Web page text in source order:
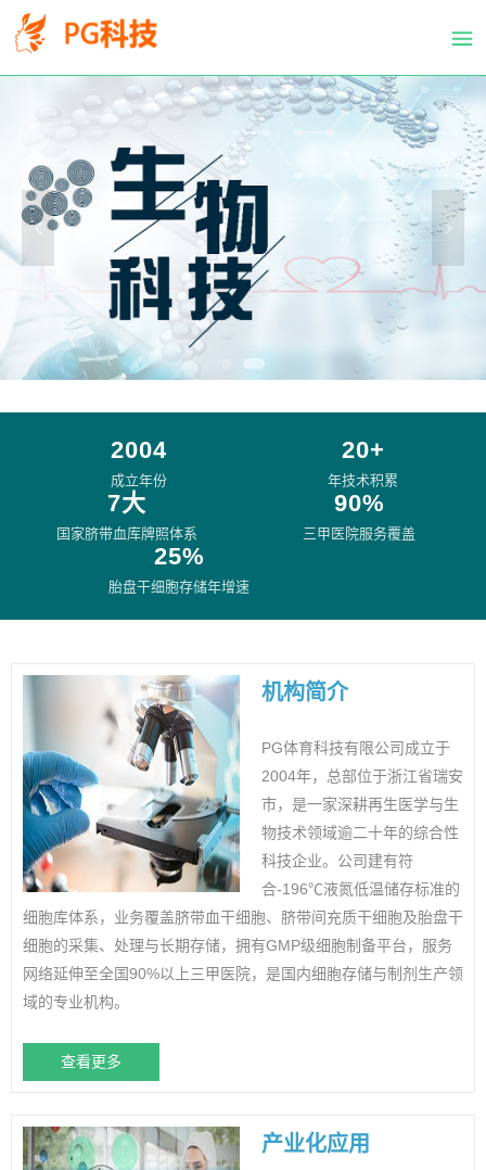
公
司-
网
2004
成立年份
20+
年技术积累
7大
国家脐带血库牌照体系
90%
三甲医院服务覆盖
25%
胎盘干细胞存储年增速
机构简介
PG体育科技有限公司成立于
2004年，总部位于浙江省瑞安
市，是一家深耕再生医学与生
物技术领域逾二十年的综合性
科技企业。公司建有符
合-196℃液氮低温储存标准的
细胞库体系，业务覆盖脐带血干细胞、脐带间充质干细胞及胎盘干
细胞的采集、处理与长期存储，拥有GMP级细胞制备平台，服务
网络延伸至全国90%以上三甲医院，是国内细胞存储与制剂生产领
域的专业机构。
查看更多
产业化应用